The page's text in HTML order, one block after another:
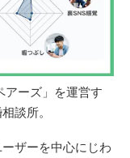
アーズ」を運営す
談所。
ザーを中心にじわ